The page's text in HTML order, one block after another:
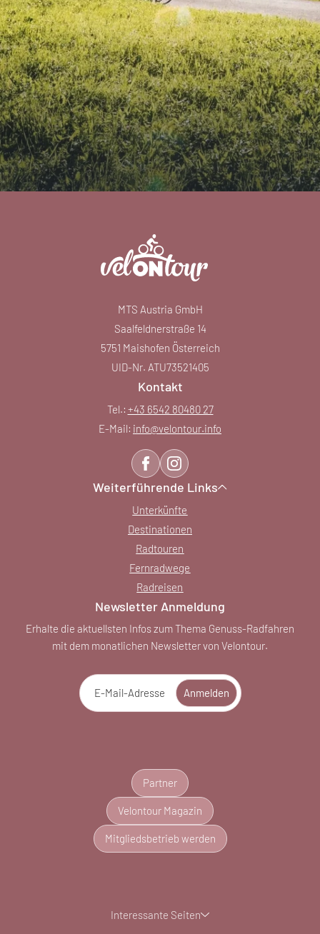
MTS Austria GmbH
Saalfeldnerstraße 14
5751 Maishofen Österreich
UID-Nr. ATU73521405
Kontakt
Tel.: +43 6542 80480 27
E-Mail: info@velontour.info
Weiterführende Links
Unterkünfte
Destinationen
Radtouren
Fernradwege
Radreisen
Newsletter Anmeldung
Erhalte die aktuellsten Infos zum Thema Genuss-Radfahren
mit dem monatlichen Newsletter von Velontour.
E-Mail-Adresse Anmelden
Partner
Velontour Magazin
Mitgliedsbetrieb werden
Interessante Seiten